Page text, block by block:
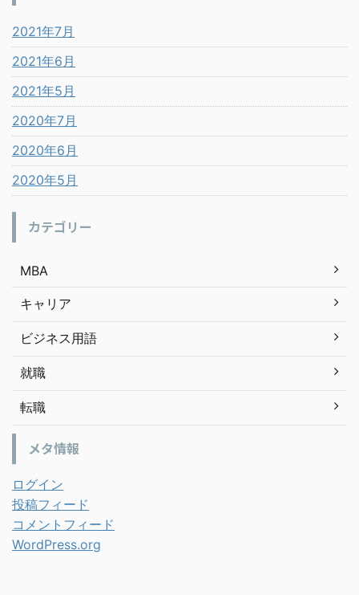
2021年7月
2021年6月
2021年5月
2020年7月
2020年6月
2020年5月
カテゴリー
MBA
キャリア
ビジネス用語
就職
転職
メタ情報
ログイン
投稿フィード
コメントフィード
WordPress.org